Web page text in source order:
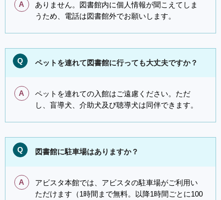
A
ありません。図書館内に個人情報が聞こえてしま
うため、電話は図書館外でお願いします。
Q ペットを連れて図書館に行っても大丈夫ですか？
A
ペットを連れての入館はご遠慮ください。ただ
し、盲導犬、介助犬及び聴導犬は同伴できます。
Q 図書館に駐車場はありますか？
A
アビスタ本館では、アビスタの駐車場がご利用い
ただけます（1時間まで無料。以降1時間ごとに100